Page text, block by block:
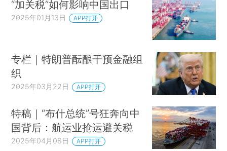
“加关税”如何影响中国出口
2025年01月13日 APP打开
专栏｜特朗普酝酿干预金融组
织
2025年03月22日 APP打开
特稿｜“布什总统”号狂奔向中
国背后：航运业抢运避关税
2025年04月08日 APP打开